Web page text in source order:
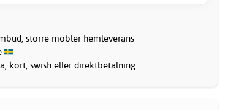
större möbler hemleverans
kort, swish eller direktbetalning